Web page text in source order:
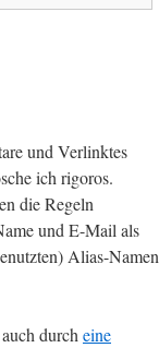
und Verlinktes
ich rigoros.
die Regeln
und E-Mail als
Alias-Namen
durch eine